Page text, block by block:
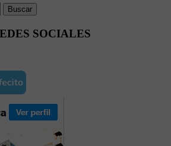
Buscar
SOCIALES